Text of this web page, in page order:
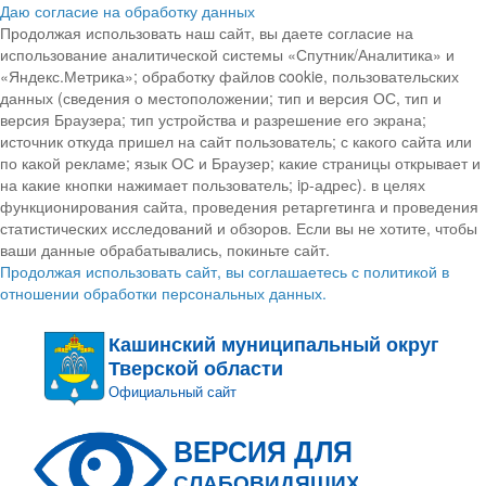
Даю согласие на обработку данных
Продолжая использовать наш сайт, вы даете согласие на
использование аналитической системы «Спутник/Аналитика» и
«Яндекс.Метрика»; обработку файлов cookie, пользовательских
данных (сведения о местоположении; тип и версия ОС, тип и
версия Браузера; тип устройства и разрешение его экрана;
источник откуда пришел на сайт пользователь; с какого сайта или
по какой рекламе; язык ОС и Браузер; какие страницы открывает и
на какие кнопки нажимает пользователь; ip-адрес). в целях
функционирования сайта, проведения ретаргетинга и проведения
статистических исследований и обзоров. Если вы не хотите, чтобы
ваши данные обрабатывались, покиньте сайт.
Продолжая использовать сайт, вы соглашаетесь с политикой в
отношении обработки персональных данных.